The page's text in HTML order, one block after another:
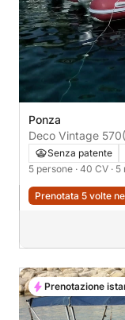
Ponza
Deco Vintage 570
Senza patente
5 persone · 40 CV · 5
Prenotata 5 volte
Prenotazione